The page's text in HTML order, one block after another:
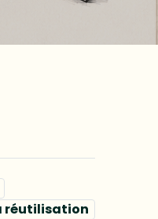
réutilisation